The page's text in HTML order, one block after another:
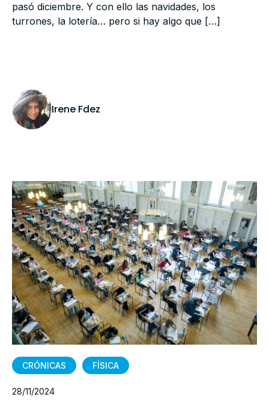
pasó diciembre. Y con ello las navidades, los
turrones, la lotería… pero si hay algo que […]
Irene Fdez
CRÓNICAS FÍSICA
28/11/2024